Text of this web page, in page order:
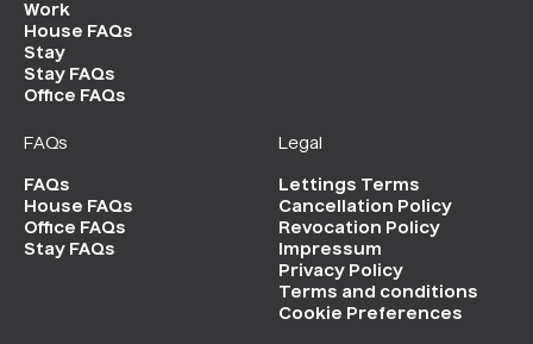
Work
House FAQs
Stay
Stay FAQs
Office FAQs
FAQs
FAQs
House FAQs
Office FAQs
Stay FAQs
Legal
Lettings Terms
Cancellation Policy
Revocation Policy
Impressum
Privacy Policy
Terms and conditions
Cookie Preferences